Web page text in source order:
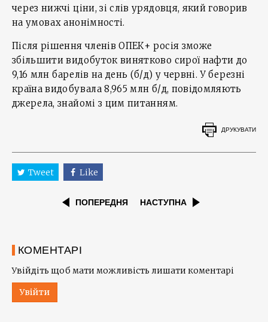
через нижчі ціни, зі слів урядовця, який говорив
на умовах анонімності.
Після рішення членів ОПЕК+ росія зможе
збільшити видобуток винятково сирої нафти до
9,16 млн барелів на день (б/д) у червні. У березні
країна видобувала 8,965 млн б/д, повідомляють
джерела, знайомі з цим питанням.
ДРУКУВАТИ
Tweet Like
ПОПЕРЕДНЯ НАСТУПНА
КОМЕНТАРІ
Увійдіть щоб мати можливість лишати коментарі
Увійти